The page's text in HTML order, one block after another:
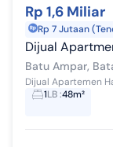
Rp 1,6 Miliar
Rp 7 Jutaan
Dijual
Batu Ampar,
1LB:48m²